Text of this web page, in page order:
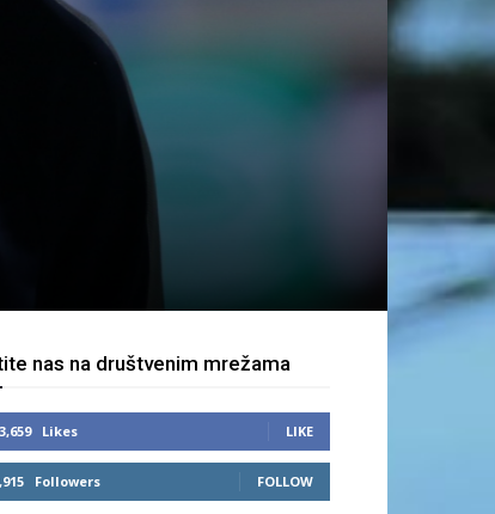
nas na društvenim mrežama
Likes LIKE
Followers FOLLOW